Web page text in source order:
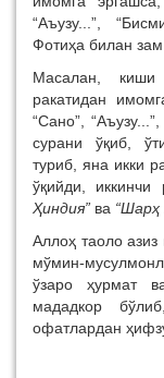
“Аъузу...”,
Фотиҳа билан зам
Масалан, киши
ракатидан
“Сано”,
сурани ўқиб,
туриб, яна икки
ўқийди,
Ҳиндия” ва “Шарҳ
Аллоҳ таоло
мўмин-
ўзаро ҳурмат
мададкор
офатлардан